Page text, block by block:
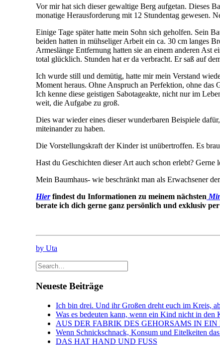
Vor mir hat sich dieser gewaltige Berg aufgetan. Dieses
monatige Herausforderung mit 12 Stundentag gewesen.
Einige Tage später hatte mein Sohn sich geholfen. Sein
beiden hatten in mühseliger Arbeit ein ca. 30 cm langes
Armeslänge Entfernung hatten sie an einem anderen Ast
total glücklich. Stunden hat er da verbracht. Er saß auf
Ich wurde still und demütig, hatte mir mein Verstand
Moment heraus. Ohne Anspruch an Perfektion, ohne das
Ich kenne diese geistigen Sabotageakte, nicht nur im
weit, die Aufgabe zu groß.
Dies war wieder eines dieser wunderbaren Beispiele
miteinander zu haben.
Die Vorstellungskraft der Kinder ist unübertroffen. Es
Hast du Geschichten dieser Art auch schon erlebt?
Mein Baumhaus- wie beschränkt man als Erwachsener
Hier findest du Informationen zu meinem nächsten
berate ich dich gerne ganz persönlich und exklusiv
by Uta
Neueste Beiträge
Ich bin drei. Und ihr Großen dreht euch im Kreis,
Was es bedeuten kann, wenn ein Kind nicht in
AUS DER FABRIK DES GEHORSAMS IN EIN
Wenn Schnickschnack, Konsum und Eitelkeiten
DAS HAT HAND UND FUSS